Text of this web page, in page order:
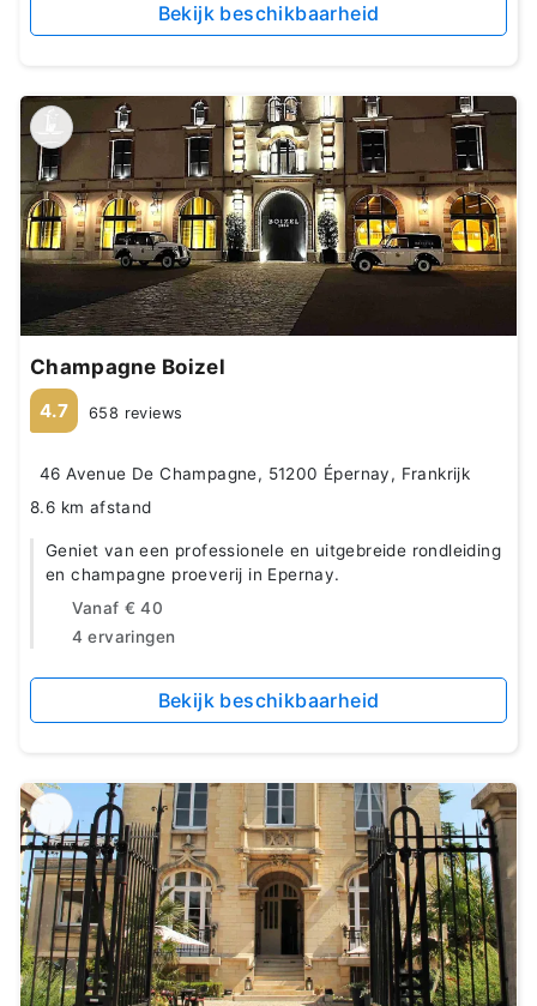
Bekijk beschikbaarheid
Champagne Boizel
4.7 658 reviews
46 Avenue De Champagne, 51200 Épernay, Frankrijk
8.6 km afstand
Geniet van een professionele en uitgebreide rondleiding
en champagne proeverij in Epernay.
Vanaf € 40
4 ervaringen
Bekijk beschikbaarheid